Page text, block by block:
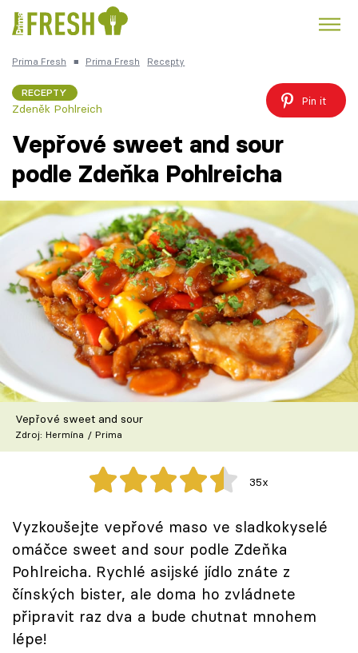
Česká kuchyně
Témata
Recepty
Články
TV Program
Škola vaření
Recepty z TV
Speciál: Cuketa
Těhotnej kuchař
Sledujte prima+
Přihlášení
Sledujte nás
Prima Fresh ■ Prima Fresh Recepty
RECEPTY
Zdeněk Pohlreich
Pin it
Vepřové sweet and sour
podle Zdeňka Pohlreicha
Vepřové sweet and sour
Zdroj: Hermína / Prima
35x
Vyzkoušejte vepřové maso ve sladkokyselé
omáčce sweet and sour podle Zdeňka
Pohlreicha. Rychlé asijské jídlo znáte z
čínských bister, ale doma ho zvládnete
připravit raz dva a bude chutnat mnohem
lépe!